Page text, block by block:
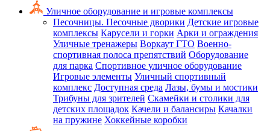
Уличное оборудование и игровые комплексы
Песочницы. Песочные дворики Детские игровые
комплексы Карусели и горки Арки и ограждения
Уличные тренажеры Воркаут ГТО Военно-
спортивная полоса препятствий Оборудование
для парка Спортивное уличное оборудование
Игровые элементы Уличный спортивный
комплекс Доступная среда Лазы, бумы и мостики
Трибуны для зрителей Скамейки и столики для
детских площадок Качели и балансиры Качалки
на пружине Хоккейные коробки